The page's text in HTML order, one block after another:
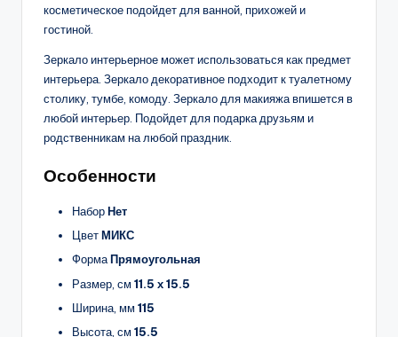
косметическое подойдет для ванной, прихожей и
гостиной.
Зеркало интерьерное может использоваться как предмет
интерьера. Зеркало декоративное подходит к туалетному
столику, тумбе, комоду. Зеркало для макияжа впишется в
любой интерьер. Подойдет для подарка друзьям и
родственникам на любой праздник.
Особенности
НаборНет
ЦветМИКС
ФормаПрямоугольная
Размер, см 11.5 х 15.5
Ширина, мм 115
Высота, см 15.5